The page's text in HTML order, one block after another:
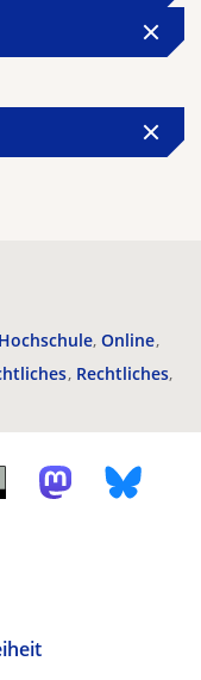
Hochschule Online
Rechtliches